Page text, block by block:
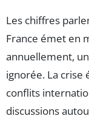
Les chiffres
France émet en
annuellement,
ignorée. La crise
conflits
discussions